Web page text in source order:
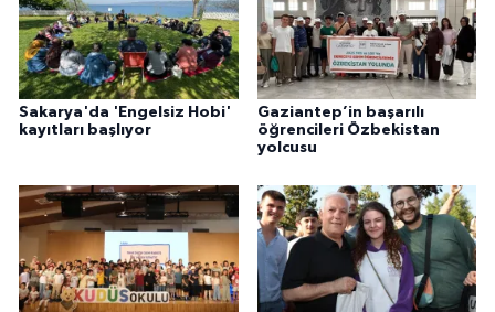
Sakarya'da 'Engelsiz Hobi'
kayıtları başlıyor
Gaziantep’in başarılı
öğrencileri Özbekistan
yolcusu